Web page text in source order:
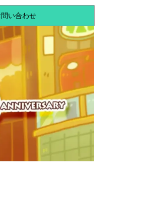
問い合わせ